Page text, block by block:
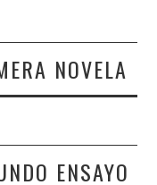
NOVELA
ENSAYO